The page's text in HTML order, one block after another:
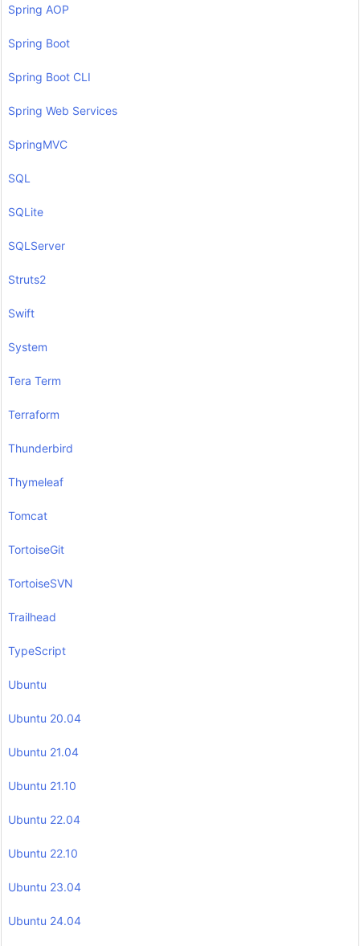
Spring AOP
Spring Boot
Spring Boot CLI
Spring Web Services
SpringMVC
SQL
SQLite
SQLServer
Struts2
Swift
System
Tera Term
Terraform
Thunderbird
Thymeleaf
Tomcat
TortoiseGit
TortoiseSVN
Trailhead
TypeScript
Ubuntu
Ubuntu 20.04
Ubuntu 21.04
Ubuntu 21.10
Ubuntu 22.04
Ubuntu 22.10
Ubuntu 23.04
Ubuntu 24.04